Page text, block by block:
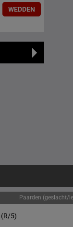
WEDDEN
Paarden (geslacht/
(R/5)